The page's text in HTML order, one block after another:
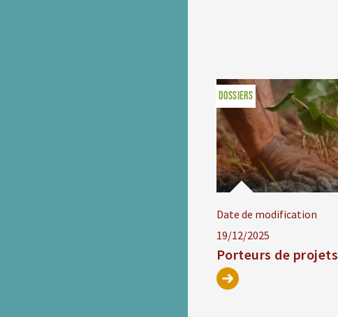
Date de modification
19/12/2025
Porteurs de projets
DOSSIERS